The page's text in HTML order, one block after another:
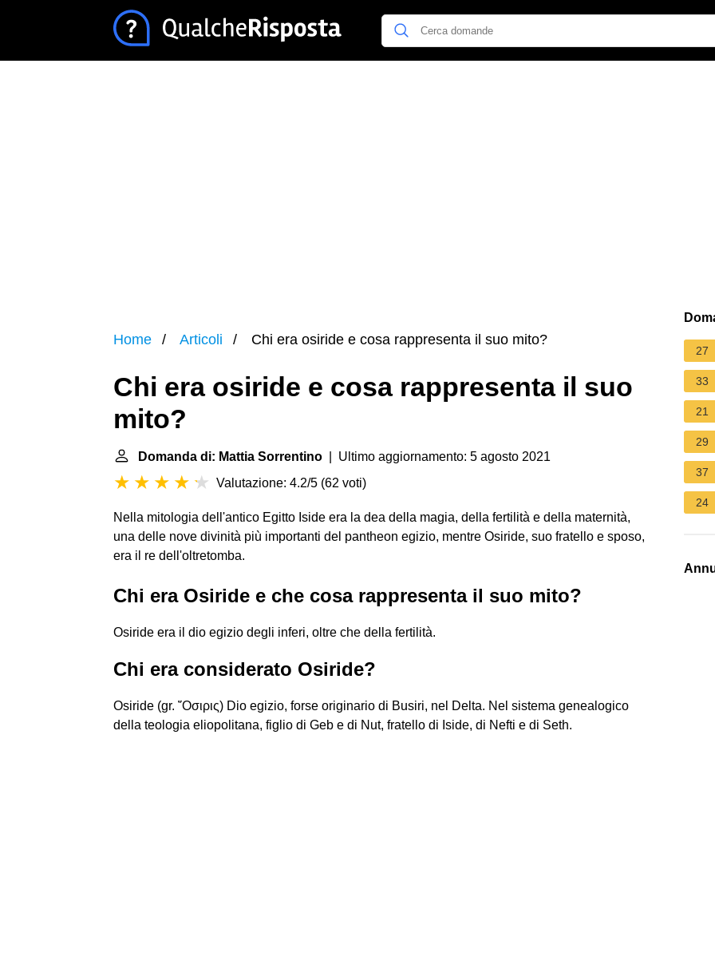
Home Articoli Chi era osiride e cosa rappresenta il suo mito?
Chi era osiride e cosa rappresenta il suo
mito?
Domanda di: Mattia Sorrentino | Ultimo aggiornamento: 5 agosto 2021
Valutazione: 4.2/5 (62 voti)
Nella mitologia dell'antico Egitto Iside era la dea della magia, della fertilità e della maternità,
una delle nove divinità più importanti del pantheon egizio, mentre Osiride, suo fratello e sposo,
era il re dell'oltretomba.
Chi era Osiride e che cosa rappresenta il suo mito?
Osiride era il dio egizio degli inferi, oltre che della fertilità.
Chi era considerato Osiride?
Osiride (gr. ῎Οσιρις) Dio egizio, forse originario di Busiri, nel Delta. Nel sistema genealogico
della teologia eliopolitana, figlio di Geb e di Nut, fratello di Iside, di Nefti e di Seth.
27
33
21
29
37
24